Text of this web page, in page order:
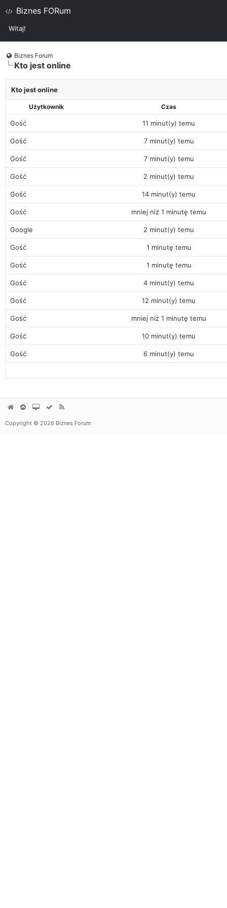
Biznes FORum
Witaj!
Biznes Forum
Kto jest online
Kto jest online
Użytkownik Czas
Gość 11 minut(y) temu
Gość 7 minut(y) temu
Gość 7 minut(y) temu
Gość 2 minut(y) temu
Gość 14 minut(y) temu
Gość mniej niż 1 minutę temu
Google 2 minut(y) temu
Gość 1 minutę temu
Gość 1 minutę temu
Gość 4 minut(y) temu
Gość 12 minut(y) temu
Gość mniej niż 1 minutę temu
Gość 10 minut(y) temu
Gość 6 minut(y) temu
Copyright © 2026 Biznes Forum